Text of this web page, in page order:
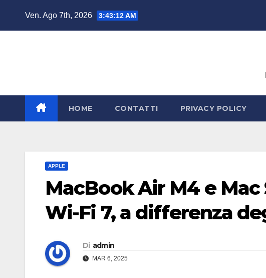
Ven. Ago 7th, 2026 3:43:12 AM
HOME CONTATTI PRIVACY POLICY
APPLE
MacBook Air M4 e
Wi-Fi 7, a differenza
Di admin
MAR 6, 2025